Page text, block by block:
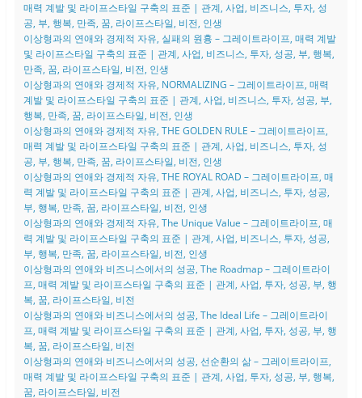
매력 계발 및 라이프스타일 구축의 표준 | 관계, 사업, 비즈니스, 투자, 성
공, 부, 행복, 만족, 꿈, 라이프스타일, 비전, 인생
이상형과의 연애와 경제적 자유, 실패의 원흉 – 그레이트라이프, 매력 계발
및 라이프스타일 구축의 표준 | 관계, 사업, 비즈니스, 투자, 성공, 부, 행복,
만족, 꿈, 라이프스타일, 비전, 인생
이상형과의 연애와 경제적 자유, NORMALIZING – 그레이트라이프, 매력
계발 및 라이프스타일 구축의 표준 | 관계, 사업, 비즈니스, 투자, 성공, 부,
행복, 만족, 꿈, 라이프스타일, 비전, 인생
이상형과의 연애와 경제적 자유, THE GOLDEN RULE – 그레이트라이프,
매력 계발 및 라이프스타일 구축의 표준 | 관계, 사업, 비즈니스, 투자, 성
공, 부, 행복, 만족, 꿈, 라이프스타일, 비전, 인생
이상형과의 연애와 경제적 자유, THE ROYAL ROAD – 그레이트라이프, 매
력 계발 및 라이프스타일 구축의 표준 | 관계, 사업, 비즈니스, 투자, 성공,
부, 행복, 만족, 꿈, 라이프스타일, 비전, 인생
이상형과의 연애와 경제적 자유, The Unique Value – 그레이트라이프, 매
력 계발 및 라이프스타일 구축의 표준 | 관계, 사업, 비즈니스, 투자, 성공,
부, 행복, 만족, 꿈, 라이프스타일, 비전, 인생
이상형과의 연애와 비즈니스에서의 성공, The Roadmap – 그레이트라이
프, 매력 계발 및 라이프스타일 구축의 표준 | 관계, 사업, 투자, 성공, 부, 행
복, 꿈, 라이프스타일, 비전
이상형과의 연애와 비즈니스에서의 성공, The Ideal Life – 그레이트라이
프, 매력 계발 및 라이프스타일 구축의 표준 | 관계, 사업, 투자, 성공, 부, 행
복, 꿈, 라이프스타일, 비전
이상형과의 연애와 비즈니스에서의 성공, 선순환의 삶 – 그레이트라이프,
매력 계발 및 라이프스타일 구축의 표준 | 관계, 사업, 투자, 성공, 부, 행복,
꿈, 라이프스타일, 비전